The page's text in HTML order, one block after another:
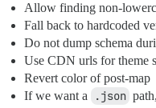
Allow finding non-
Fall back to hardcoded
Do not dump schema
Use CDN urls for theme
Revert color of post-map
If we want a
.json